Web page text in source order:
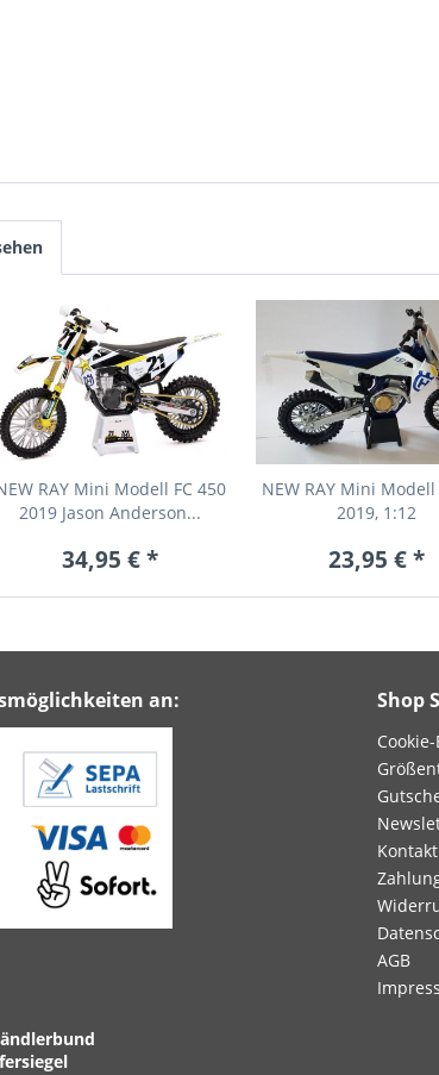
RAY Mini Modell FC 450
2019 Jason Anderson...
34,95 € *
NEW RAY Mini Modell
2019, 1:12
23,95 € *
an: Shop
Kontakt
AGB